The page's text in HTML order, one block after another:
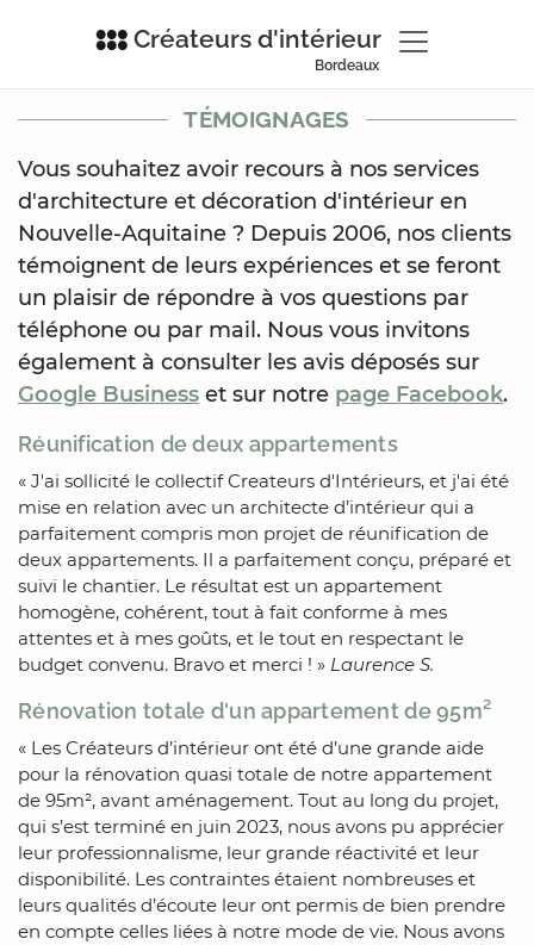
Créateurs d'intérieur
Bordeaux
TÉMOIGNAGES
Vous souhaitez avoir recours à nos services
d'architecture et décoration d'intérieur en
Nouvelle-Aquitaine ? Depuis 2006, nos clients
témoignent de leurs expériences et se feront
un plaisir de répondre à vos questions par
téléphone ou par mail. Nous vous invitons
également à consulter les avis déposés sur
Google Business et sur notre page Facebook.
Réunification de deux appartements
« J'ai sollicité le collectif Createurs d'Intérieurs, et j'ai été
mise en relation avec un architecte d’intérieur qui a
parfaitement compris mon projet de réunification de
deux appartements. Il a parfaitement conçu, préparé et
suivi le chantier. Le résultat est un appartement
homogène, cohérent, tout à fait conforme à mes
attentes et à mes goûts, et le tout en respectant le
budget convenu. Bravo et merci ! » Laurence S.
Rénovation totale d'un appartement de 95m²
« Les Créateurs d’intérieur ont été d’une grande aide
pour la rénovation quasi totale de notre appartement
de 95m², avant aménagement. Tout au long du projet,
qui s’est terminé en juin 2023, nous avons pu apprécier
leur professionnalisme, leur grande réactivité et leur
disponibilité. Les contraintes étaient nombreuses et
leurs qualités d’écoute leur ont permis de bien prendre
en compte celles liées à notre mode de vie. Nous avons